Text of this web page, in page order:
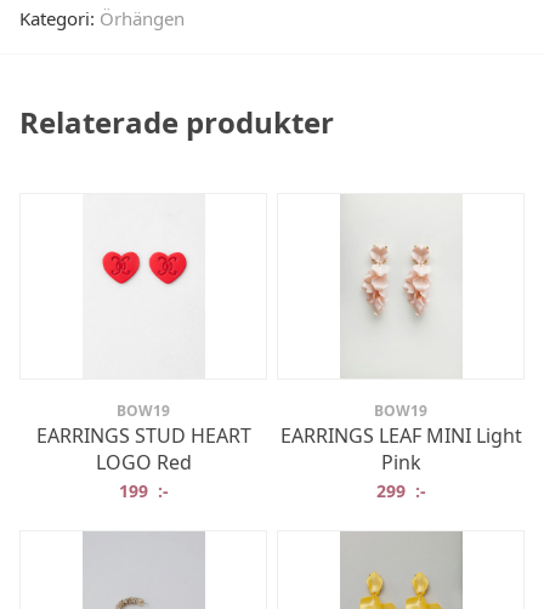
Kategori: Örhängen
Relaterade produkter
BOW19
EARRINGS STUD HEART
LOGO Red
199 :-
BOW19
EARRINGS LEAF MINI Light
Pink
299 :-